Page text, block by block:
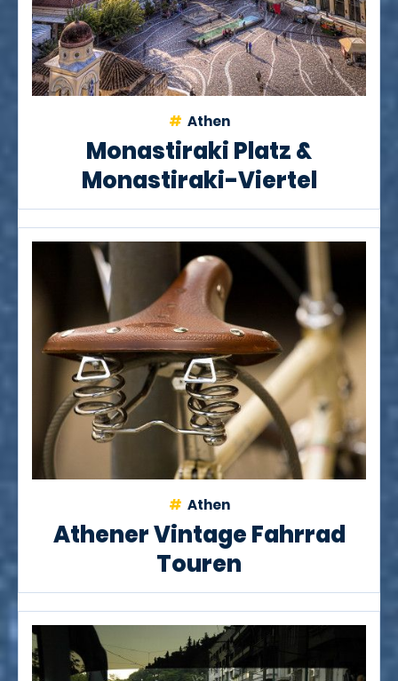
Athen
Monastiraki Platz &
Monastiraki-Viertel
Athen
Athener Vintage Fahrrad
Touren